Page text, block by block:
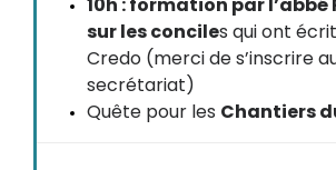
sur les conciles qui ont
Credo (merci de s’inscrire
secrétariat)
Quête pour les Chantiers